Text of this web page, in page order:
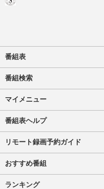
番組表
番組検索
マイメニュー
番組表ヘルプ
リモート録画予約ガイド
おすすめ番組
ランキング